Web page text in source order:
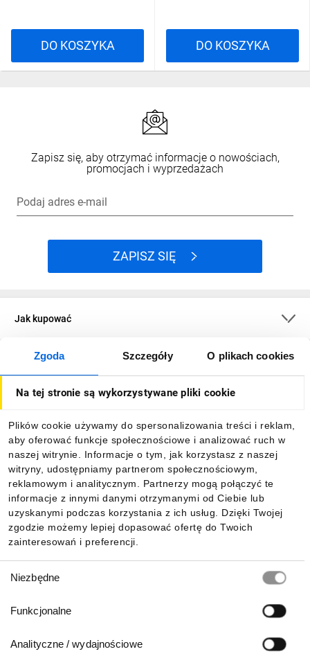
Zgoda Szczegóły O plikach cookies
Na tej stronie są wykorzystywane pliki cookie
Plików cookie używamy do spersonalizowania treści i reklam,
aby oferować funkcje społecznościowe i analizować ruch w
naszej witrynie. Informacje o tym, jak korzystasz z naszej
witryny, udostępniamy partnerom społecznościowym,
reklamowym i analitycznym. Partnerzy mogą połączyć te
informacje z innymi danymi otrzymanymi od Ciebie lub
uzyskanymi podczas korzystania z ich usług. Dzięki Twojej
zgodzie możemy lepiej dopasować ofertę do Twoich
zainteresowań i preferencji.
zgody
Niezbędne
Funkcjonalne
Analityczne / wydajnościowe
DO KOSZYKA DO KOSZYKA
Zapisz się, aby otrzymać informacje o nowościach,
promocjach i wyprzedażach
Podaj adres e-mail
ZAPISZ SIĘ
Jak kupować
O firmie
Informacje
Pobierz naszą aplikację mobilną: